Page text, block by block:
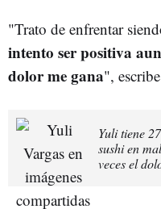
"Trato de enfrentar
intento ser positiva
dolor me gana",
Yuli tiene
sushi en
veces el